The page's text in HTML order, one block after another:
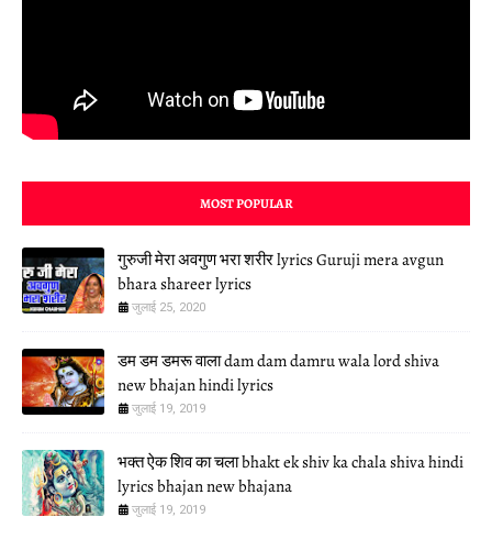
MOST POPULAR
गुरुजी मेरा अवगुण भरा शरीर lyrics Guruji mera avgun
bhara shareer lyrics
जुलाई 25, 2020
डम डम डमरू वाला dam dam damru wala lord shiva
new bhajan hindi lyrics
जुलाई 19, 2019
भक्त ऐक शिव का चला bhakt ek shiv ka chala shiva hindi
lyrics bhajan new bhajana
जुलाई 19, 2019